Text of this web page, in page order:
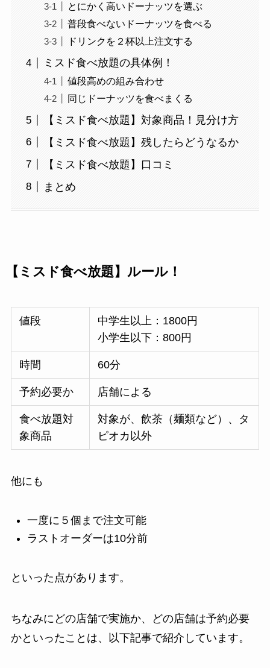
とにかく高いドーナッツを選ぶ
普段食べないドーナッツを食べる
ドリンクを２杯以上注文する
ミスド食べ放題の具体例！
値段高めの組み合わせ
同じドーナッツを食べまくる
【ミスド食べ放題】対象商品！見分け方
【ミスド食べ放題】残したらどうなるか
【ミスド食べ放題】口コミ
まとめ
【ミスド食べ放題】ルール！
値段
中学生以上：1800円
小学生以下：800円
時間 60分
予約必要か 店舗による
食べ放題対
象商品
対象が、飲茶（麺類など）、タ
ピオカ以外
他にも
一度に５個まで注文可能
ラストオーダーは10分前
といった点があります。
ちなみにどの店舗で実施か、どの店舗は予約必要
かといったことは、以下記事で紹介しています。